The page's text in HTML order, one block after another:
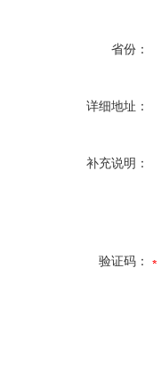
省份：
详细地址：
补充说明：
验证码：